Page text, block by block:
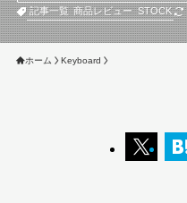
記事一覧 商品レビュー STOCK
ホーム Keyboard